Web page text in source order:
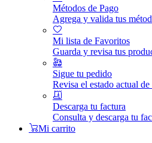
Métodos de Pago
Agrega y valida tus
Mi lista de Favoritos
Guarda y revisa tus
Sigue tu pedido
Revisa el estado actual
Descarga tu factura
Consulta y descarga tu
Mi carrito